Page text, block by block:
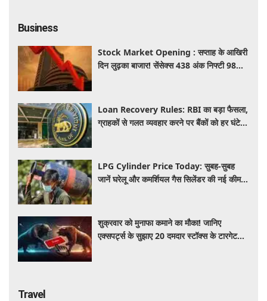
Business
Stock Market Opening : सप्ताह के आखिरी
दिन लुढ़का बाजार! सेंसेक्स 438 अंक निफ्टी 98
Loan Recovery Rules: RBI का बड़ा फैसला,
ग्राहकों से गलत व्यवहार करने पर बैंकों को हर घंटे
LPG Cylinder Price Today: सुबह-सुबह
जानें घरेलू और कमर्शियल गैस सिलेंडर की नई कीमत,
शुक्रवार को मुनाफा कमाने का मौका! जानिए
एक्सपर्ट्स के सुझाए 20 दमदार स्टॉक्स के टारगेट
Travel